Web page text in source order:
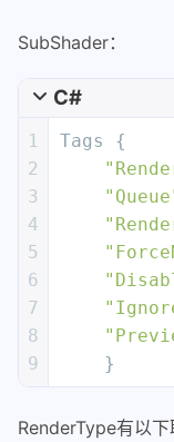
SubShader：
C#
1
2
3
4
5
6
7
8
9
Tags {
    }
RenderType有以下